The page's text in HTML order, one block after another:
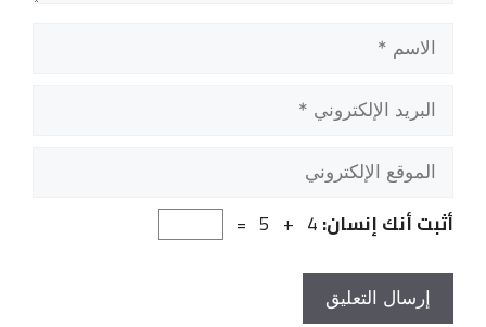
الاسم
البريد
الإلكتروني
الموقع
الإلكتروني
أثبت أنك إنسان:4 + 5 =